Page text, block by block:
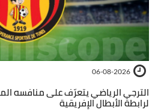
06-08-2026
الترجي الرياضي يتعرّف على منافسه
لرابطة الأبطال الإفريقية